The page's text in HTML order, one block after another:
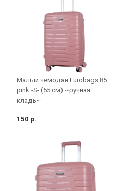
Малый чемодан Eurobags 85
pink -S- (55 см) ~ручная
кладь~
150 р.